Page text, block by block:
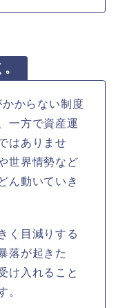
からない制度
一方で資産運
はありませ
世界情勢など
ん動いていき
く目減りする
落が起きた
け入れること
。